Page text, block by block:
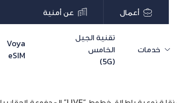
أعمال عن أمنية
خدمات
تقنية الجيل
الخامس
(5G)
Voya
eSIM